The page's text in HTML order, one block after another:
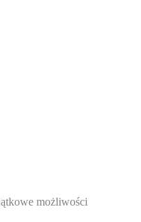
możliwości